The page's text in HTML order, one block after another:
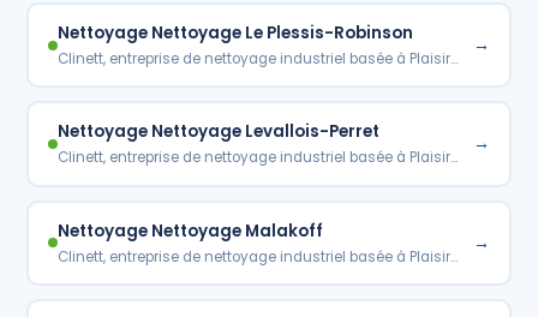
Nettoyage Nettoyage Le Plessis-Robinson
Clinett, entreprise de nettoyage industriel basée à Plaisir…
→
Nettoyage Nettoyage Levallois-Perret
Clinett, entreprise de nettoyage industriel basée à Plaisir…
→
Nettoyage Nettoyage Malakoff
Clinett, entreprise de nettoyage industriel basée à Plaisir…
→